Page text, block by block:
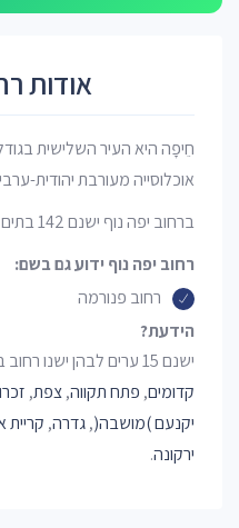
אודות
חֵיפָה היא העיר השלישית
אוכלוסייה מעורבת יהודית-
ברחוב יפה נוף ישנם 142 בתים עם 142 מיקודים שונים.
רחוב יפה נוף ידוע גם בשם:
רחוב פנורמה
הידעת?
ישנם 15 ערים לבהן ישנו רחוב בשם יפה נוף:
קדומים, פתח תקווה,צפת,
יקנעם )מושבה(,גדרה, קריית
ירקונה.